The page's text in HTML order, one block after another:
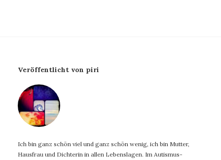
Veröffentlicht von piri
Ich bin ganz schön viel und ganz schön wenig, ich bin Mutter,
Hausfrau und Dichterin in allen Lebenslagen. Im Autismus-